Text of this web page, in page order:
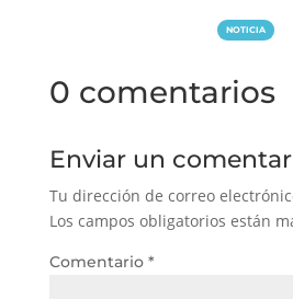
NOTICIA
0 comentarios
Enviar un
Tu dirección de correo
Los campos obligatorios están
Comentario *